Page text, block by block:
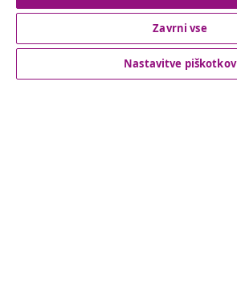
Podpora za stranke
Zavrni vse
Nastavitve piškotkov